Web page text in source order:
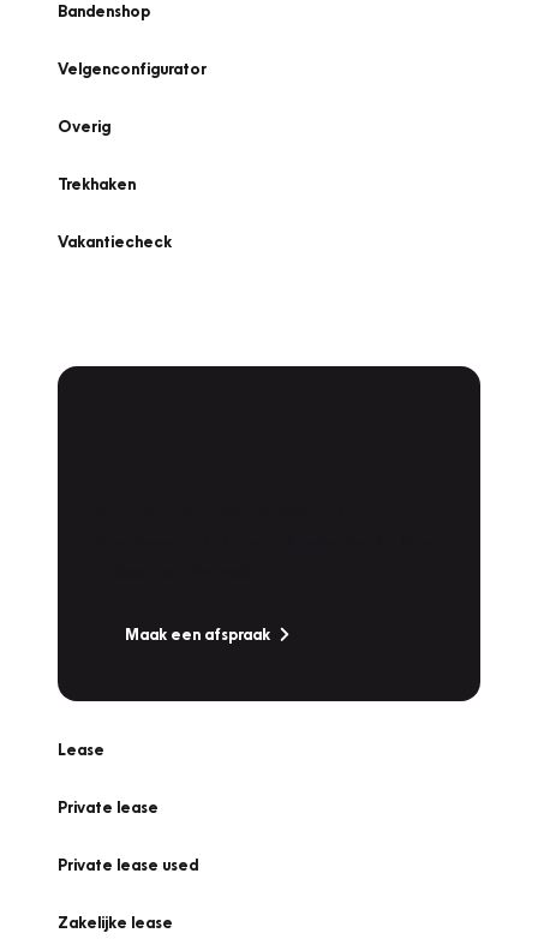
Bandenshop
Velgenconfigurator
Overig
Trekhaken
Vakantiecheck
Maak een afspraak
Lease
Private lease
Private lease used
Zakelijke lease